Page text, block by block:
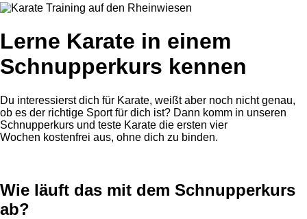
Lerne Karate in einem
Schnupperkurs kennen
Du interessierst dich für Karate, weißt aber noch nicht genau,
ob es der richtige Sport für dich ist? Dann komm in unseren
Schnupperkurs und teste Karate die ersten vier
Wochen kostenfrei aus, ohne dich zu binden.
Wie läuft das mit dem Schnupperkurs
ab?